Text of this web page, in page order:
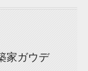
家ガウデ